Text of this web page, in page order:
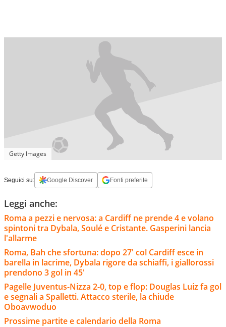
Getty Images
Seguici su: Google Discover Fonti preferite
Leggi anche:
Roma a pezzi e nervosa: a Cardiff ne prende 4 e volano
spintoni tra Dybala, Soulé e Cristante. Gasperini lancia
l'allarme
Roma, Bah che sfortuna: dopo 27' col Cardiff esce in
barella in lacrime, Dybala rigore da schiaffi, i giallorossi
prendono 3 gol in 45'
Pagelle Juventus-Nizza 2-0, top e flop: Douglas Luiz fa gol
e segnali a Spalletti. Attacco sterile, la chiude
Oboavwoduo
Prossime partite e calendario della Roma